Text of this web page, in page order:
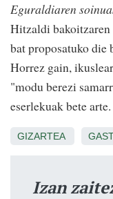
Eguraldiaren
Hitzaldi bakoitzaren
bat proposatuko
Horrez gain,
"modu berezi
eserlekuak bete arte.
GIZARTEA
Izan